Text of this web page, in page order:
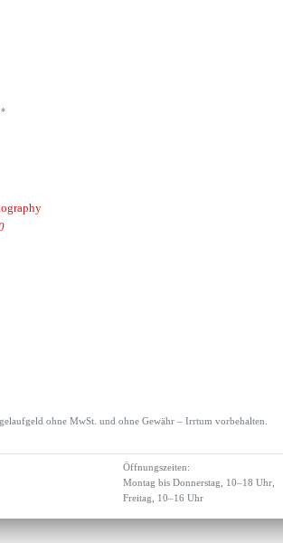
*
ohne MwSt. und ohne Gewähr – Irrtum vorbehalten.
Öffnungszeiten:
Montag bis Donnerstag, 10–18 Uhr,
Freitag, 10–16 Uhr